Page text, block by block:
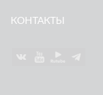
КОНТАКТЫ